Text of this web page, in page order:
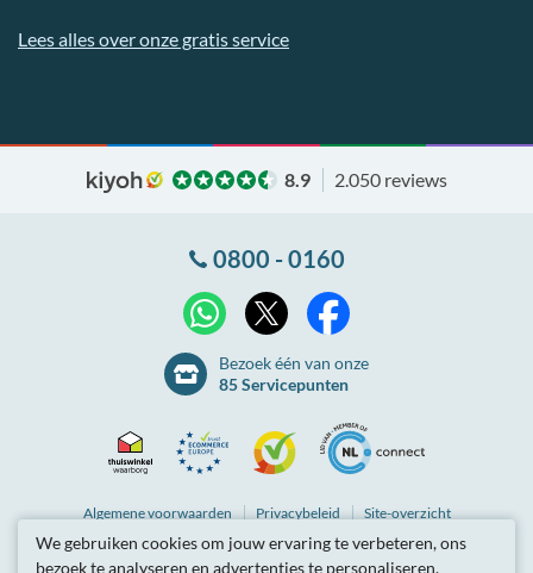
Lees alles over onze gratis service
8.9 2.050 reviews
0800 - 0160
WhatsApp
Bezoek één van onze
85 Servicepunten
WaarborgEurope
Algemenevoorwaarden Privacybeleid Site-overzicht
Partnerprogramma Tarieven zijn inclusief btw.
We gebruiken cookies om jouw ervaring te verbeteren, ons
bezoek te analyseren en advertenties te personaliseren.